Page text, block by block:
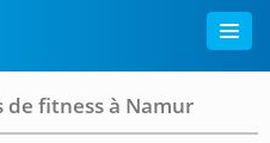
de fitness à Namur